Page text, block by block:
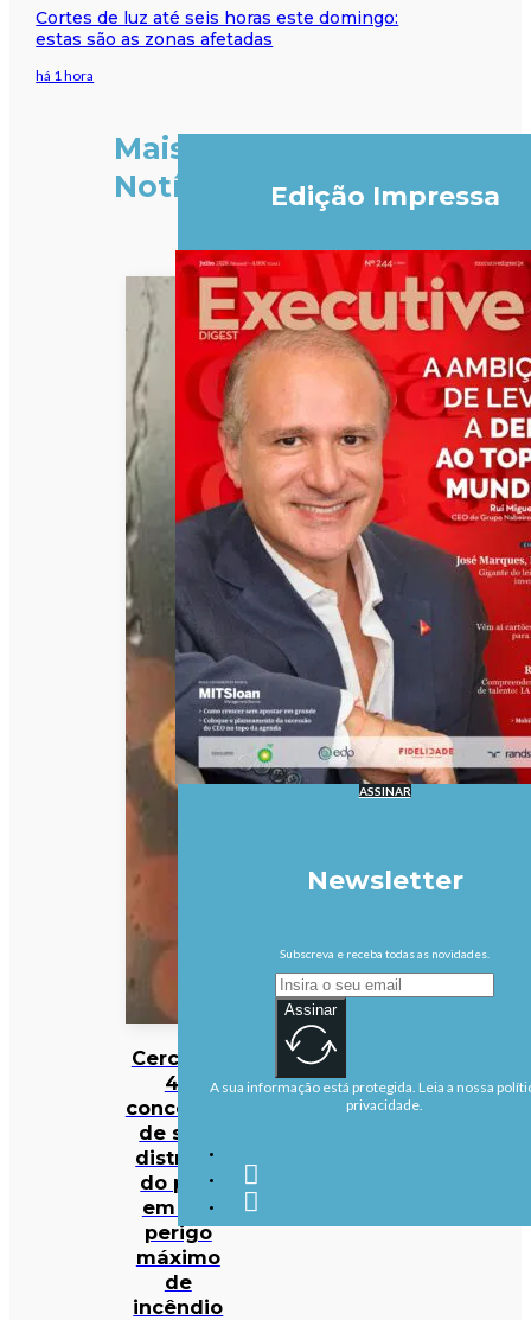
Cortes de luz até seis horas este domingo:
estas são as zonas afetadas
há 1 hora
Mais
Notícias
Cerca de
40
concelhos
de sete
distritos
do país
em em
perigo
máximo
de
incêndio
Edição Impressa
ASSINAR
Newsletter
Subscreva e receba todas as novidades.
Assinar
A sua informação está protegida. Leia a nossa
privacidade.